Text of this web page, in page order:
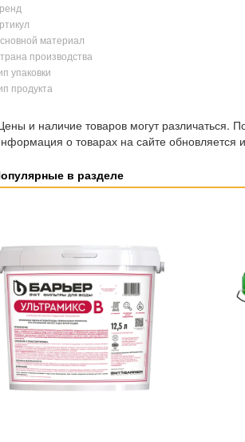
материал
производства
упаковки
продукта
и наличие товаров могут различаться.
о товарах на сайте обновляется
в разделе